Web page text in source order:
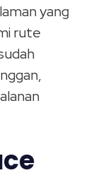
yang
rute